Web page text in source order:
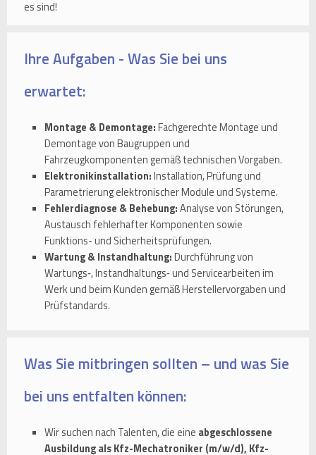
es sind!
Ihre Aufgaben - Was Sie bei uns
erwartet:
Montage & Demontage:Fachgerechte Montage und
Demontage von Baugruppen und
Fahrzeugkomponenten gemäß technischen Vorgaben.
Elektronikinstallation:Installation, Prüfung und
Parametrierung elektronischer Module und Systeme.
Fehlerdiagnose & Behebung:Analyse von Störungen,
Austausch fehlerhafter Komponenten sowie
Funktions- und Sicherheitsprüfungen.
Wartung & Instandhaltung:Durchführung von
Wartungs‑, Instandhaltungs‑ und Servicearbeiten im
Werk und beim Kunden gemäß Herstellervorgaben und
Prüfstandards.
Was Sie mitbringen sollten – und was Sie
bei uns entfalten können:
Wir suchen nach Talenten, die eine abgeschlossene
Ausbildung als Kfz-Mechatroniker (m/w/d), Kfz-